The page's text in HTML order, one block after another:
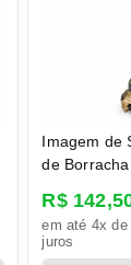
Imagem de
de
R$
em até 4x de
juros